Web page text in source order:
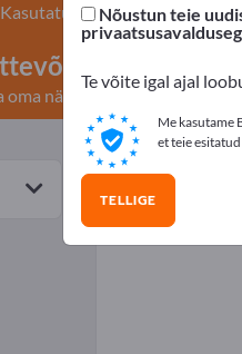
kaubad –
ja tooted
oma nähtavust>> avalikusta
Puuvillane
Nõustun teie
Te võite igal ajal
Me kasutame
et teie
TELLIGE